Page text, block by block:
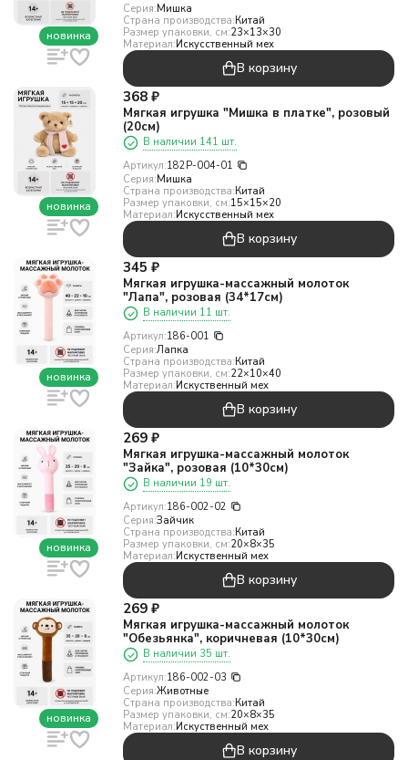
новинка
Серия:Мишка
Страна производства:Китай
Размер упаковки, см:23×13×30
Материал:Искусcтвенный мех
В корзину
новинка
368 ₽
Мягкая игрушка "Мишка в платке", розовый
(20см)
В наличии 141 шт.
Артикул:182P-004-01
Серия:Мишка
Страна производства:Китай
Размер упаковки, см:15×15×20
Материал:Искусcтвенный мех
В корзину
новинка
345 ₽
Мягкая игрушка-массажный молоток
"Лапа", розовая (34*17см)
В наличии 11 шт.
Артикул:186-001
Серия:Лапка
Страна производства:Китай
Размер упаковки, см:22×10×40
Материал:Искуственный мех
В корзину
новинка
269 ₽
Мягкая игрушка-массажный молоток
"Зайка", розовая (10*30см)
В наличии 19 шт.
Артикул:186-002-02
Серия:Зайчик
Страна производства:Китай
Размер упаковки, см:20×8×35
Материал:Искуственный мех
В корзину
новинка
269 ₽
Мягкая игрушка-массажный молоток
"Обезьянка", коричневая (10*30см)
В наличии 35 шт.
Артикул:186-002-03
Серия:Животные
Страна производства:Китай
Размер упаковки, см:20×8×35
Материал:Искуственный мех
В корзину